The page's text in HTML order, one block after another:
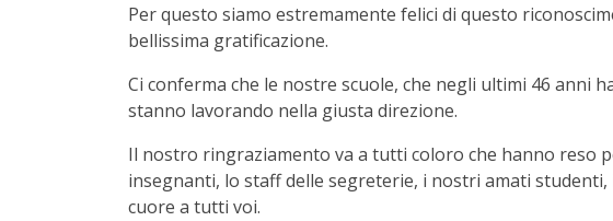
Per questo siamo estremamente felici di questo
bellissima gratificazione.
Ci conferma che le nostre scuole, che negli ultimi 46 anni
stanno lavorando nella giusta direzione.
Il nostro ringraziamento va a tutti coloro che hanno reso
insegnanti, lo staff delle segreterie, i nostri amati
cuore a tutti voi.